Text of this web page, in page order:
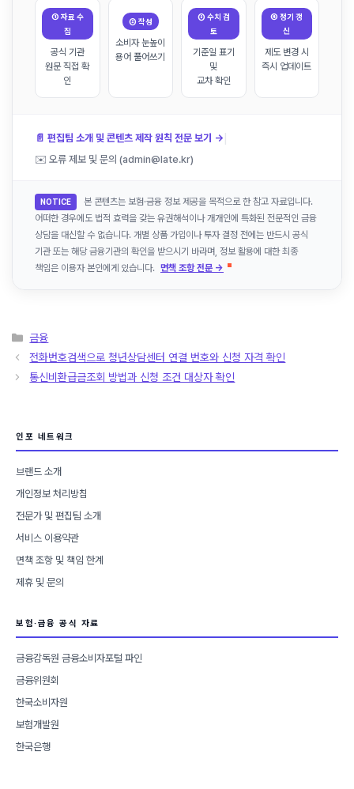
① 자료 수
집
공식 기관
원문 직접 확
인
② 작성
소비자 눈높이
용어 풀어쓰기
③ 수치 검
토
기준일 표기
및
교차 확인
④ 정기 갱
신
제도 변경 시
즉시 업데이트
📄 편집팀 소개 및 콘텐츠 제작 원칙 전문 보기 → |
✉️ 오류 제보 및 문의 (admin@late.kr)
NOTICE
본 콘텐츠는 보험·금융 정보 제공을 목적으로 한 참고 자료입니다.
어떠한 경우에도 법적 효력을 갖는 유권해석이나 개개인에 특화된 전문적인 금융
상담을 대신할 수 없습니다. 개별 상품 가입이나 투자 결정 전에는 반드시 공식
기관 또는 해당 금융기관의 확인을 받으시기 바라며, 정보 활용에 대한 최종
책임은 이용자 본인에게 있습니다. 면책 조항 전문 →
카
테
리
금융
전화번호검색으로 청년상담센터 연결 번호와 신청 자격 확인
통신비환급금조회 방법과 신청 조건 대상자 확인
인포 네트워크
브랜드 소개
개인정보 처리방침
전문가 및 편집팀 소개
서비스 이용약관
면책 조항 및 책임 한계
제휴 및 문의
보험·금융 공식 자료
금융감독원 금융소비자포털 파인
금융위원회
한국소비자원
보험개발원
한국은행